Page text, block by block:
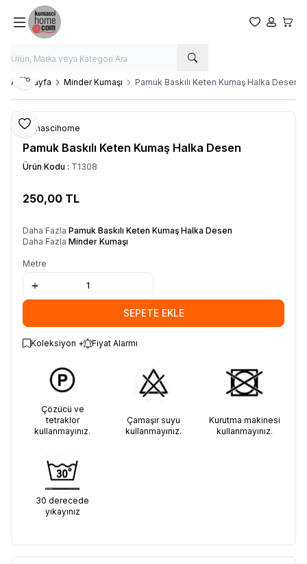
Favorilerim
Hesabım
Ana Sayfa Minder Kumaşı Pamuk Baskılı Keten Kumaş Halka Desen
Favoriye Ekle
Paylaş
Kumascihome
Pamuk Baskılı Keten Kumaş Halka Desen
Ürün Kodu : T1308
250,00 TL
Daha Fazla Pamuk Baskılı Keten Kumaş Halka Desen
Daha Fazla Minder Kumaşı
Metre
SEPETE EKLE
Koleksiyon + Fiyat Alarmı
Çözücü ve
tetraklor
kullanmayınız.
Çamaşır suyu
kullanmayınız.
Kurutma makinesi
kullanmayınız.
30 derecede
yıkayınız